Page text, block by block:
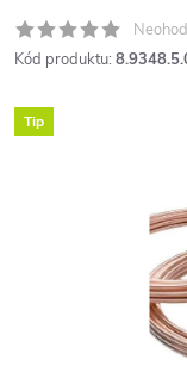
Kód produktu:
Tip